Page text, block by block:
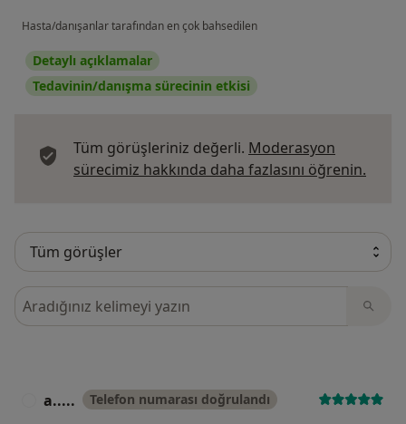
Hasta/danışanlar tarafından en çok bahsedilen
Detaylı açıklamalar
Tedavinin/danışma sürecinin etkisi
Tüm görüşleriniz değerli. Moderasyon
sürecimiz hakkında daha fazlasını öğrenin.
Görüşler içerisinde ara
a..... Telefon numarası doğrulandı